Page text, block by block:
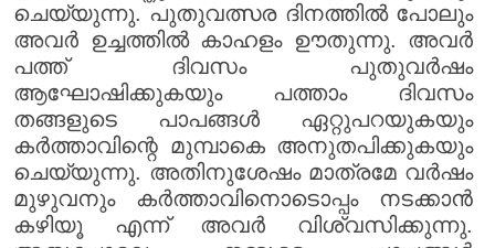
ചെയ്യുന്നു. പുതുവത്സര ദിനത്തിൽ പോലും
അവർ ഉച്ചത്തിൽ കാഹളം ഊതുന്നു. അവർ
പത്ത് ദിവസം പുതുവർഷം
ആഘോഷിക്കുകയും പത്താം ദിവസം
തങ്ങളുടെ പാപങ്ങൾ ഏറ്റുപറയുകയും
കർത്താവിന്റെ മുമ്പാകെ അനുതപിക്കുകയും
ചെയ്യുന്നു. അതിനുശേഷം മാത്രമേ വർഷം
മുഴുവനും കർത്താവിനൊടൊപ്പം നടക്കാൻ
കഴിയൂ എന്ന് അവർ വിശ്വസിക്കുന്നു.